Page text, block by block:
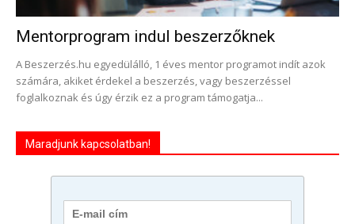
Mentorprogram indul beszerzőknek
A Beszerzés.hu egyedülálló, 1 éves mentor programot indít azok
számára, akiket érdekel a beszerzés, vagy beszerzéssel
foglalkoznak és úgy érzik ez a program támogatja...
Maradjunk kapcsolatban!